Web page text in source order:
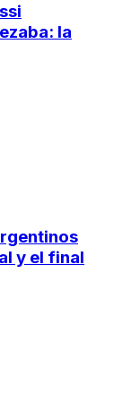
la
y el final